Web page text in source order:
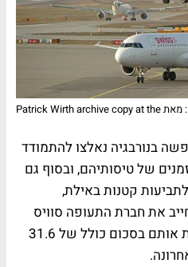
מטוסים של סוויס אינטרנשיונל צילום: מאת Patrick Wirth archive copy at the
בנורבגיה נאלצו להתמודד
של טיסותיהם, ובסוף גם
קטנות באילת,
את חברת התעופה סוויס
אינטרנשיונל (SWISS) לפצות אותם בסכום כולל של 31.6